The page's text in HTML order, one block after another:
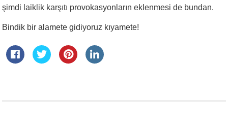
şimdi laiklik karşıtı provokasyonların eklenmesi de bundan.
Bindik bir alamete gidiyoruz kıyamete!